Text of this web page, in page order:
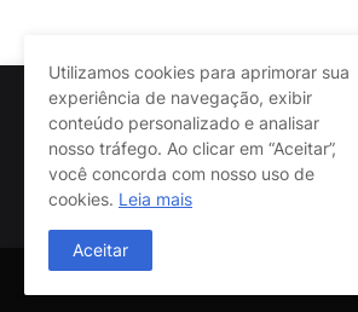
@ASSPRA RN
Utilizamos cookies para aprimorar sua
experiência de navegação, exibir
conteúdo personalizado e analisar
nosso tráfego. Ao clicar em “Aceitar”,
você concorda com nosso uso de
cookies. Leia mais
Aceitar